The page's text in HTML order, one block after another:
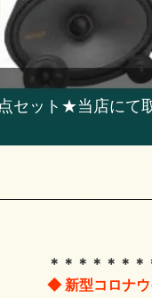
セット★当店にて
＊＊＊＊＊＊
◆ 新型コロナウ